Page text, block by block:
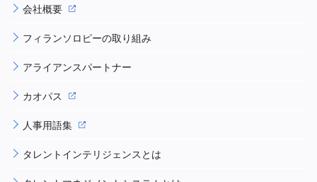
会社概要
フィランソロピーの取り組み
アライアンスパートナー
カオパス
人事用語集
タレントインテリジェンスとは